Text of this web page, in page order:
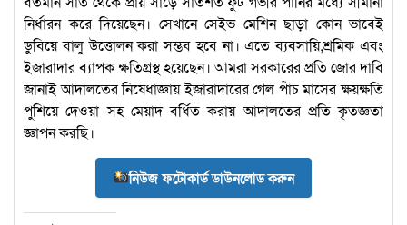
নির্ধারন করে দিয়েছেন। সেখানে সেইভ মেশিন ছাড়া কোন ভাবেই
ডুবিয়ে বালু উত্তোলন করা সম্ভব হবে না। এতে ব্যবসায়ি,শ্রমিক এবং
ইজারাদার ব্যাপক ক্ষতিগ্রস্থ হয়েছেন। আমরা সরকারের প্রতি জোর দাবি
জানাই আদালতের নিষেধাজ্ঞায় ইজারাদারের গেল পাঁচ মাসের ক্ষয়ক্ষতি
পুশিয়ে দেওয়া সহ মেয়াদ বর্ধিত করায় আদালতের প্রতি কৃতজ্ঞতা
জ্ঞাপন করছি।
নিউজ ফটোকার্ড ডাউনলোড করুন